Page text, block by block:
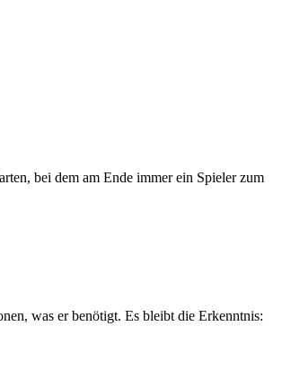
bei dem am Ende immer ein Spieler zum
was er benötigt. Es bleibt die Erkenntnis: